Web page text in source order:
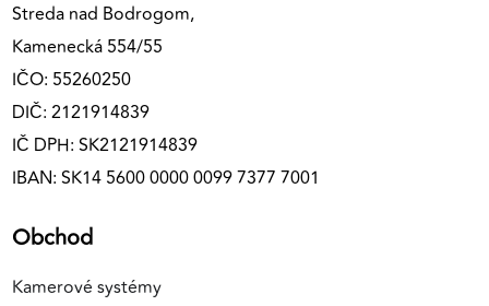
Streda nad Bodrogom,
Kamenecká 554/55
IČO: 55260250
DIČ: 2121914839
IČ DPH: SK2121914839
IBAN: SK14 5600 0000 0099 7377 7001
Obchod
Kamerové systémy